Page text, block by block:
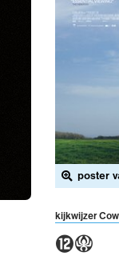
poster
kijkwijzer Cow
4A